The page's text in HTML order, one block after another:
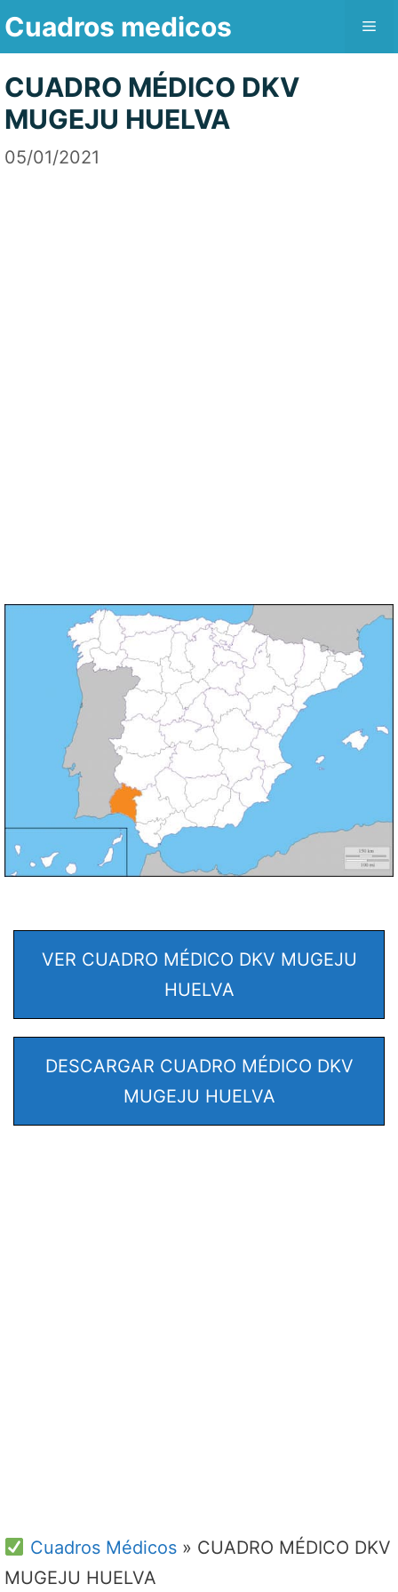
Saltar
contenido
Cuadros medicos
CUADRO MÉDICO DKV
MUGEJU HUELVA
05/01/2021
VER CUADRO MÉDICO DKV MUGEJU
HUELVA
DESCARGAR CUADRO MÉDICO DKV
MUGEJU HUELVA
Cuadros Médicos» CUADRO MÉDICO DKV
MUGEJU HUELVA